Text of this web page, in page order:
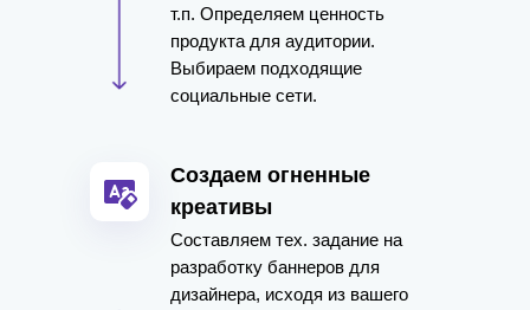
т.п. Определяем ценность
продукта для аудитории.
Выбираем подходящие
социальные сети.
Создаем огненные
креативы
Составляем тех. задание на
разработку баннеров для
дизайнера, исходя из вашего